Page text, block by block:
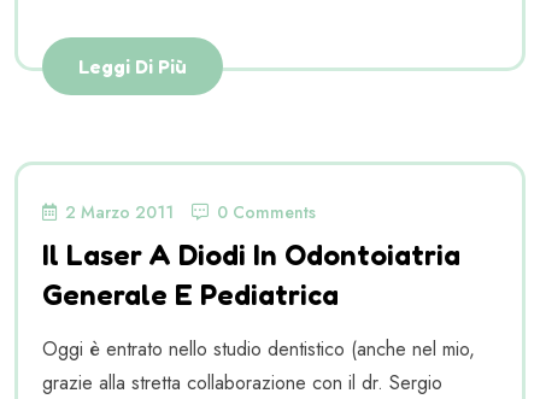
Leggi Di Più
2 Marzo 2011 0 Comments
Il Laser A Diodi In Odontoiatria
Generale E Pediatrica
Oggi è entrato nello studio dentistico (anche nel mio,
grazie alla stretta collaborazione con il dr. Sergio